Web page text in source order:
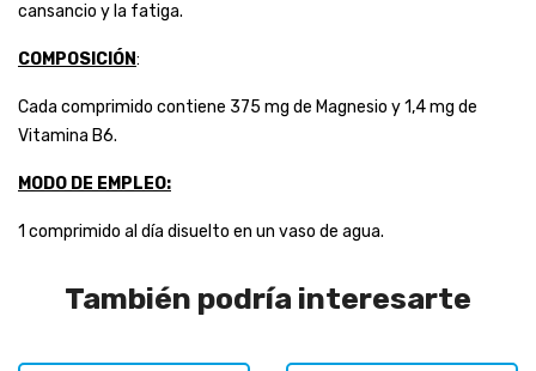
cansancio y la fatiga.
COMPOSICIÓN:
Cada comprimido contiene 375 mg de Magnesio y 1,4 mg de
Vitamina B6.
MODO DE EMPLEO:
1 comprimido al día disuelto en un vaso de agua.
También podría interesarte